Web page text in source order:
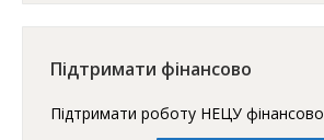
Підтримати фінансово
Підтримати роботу НЕЦУ фінансово